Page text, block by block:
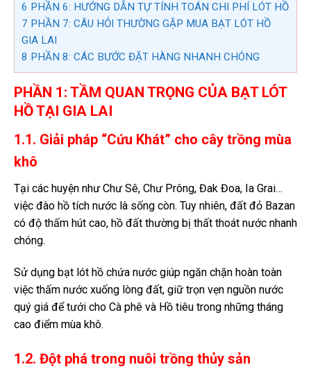
6 PHẦN 6: HƯỚNG DẪN TỰ TÍNH TOÁN CHI PHÍ LÓT HỒ
7 PHẦN 7: CÂU HỎI THƯỜNG GẶP MUA BẠT LÓT HỒ
GIA LAI
8 PHẦN 8: CÁC BƯỚC ĐẶT HÀNG NHANH CHÓNG
PHẦN 1: TẦM QUAN TRỌNG CỦA BẠT LÓT
HỒ TẠI GIA LAI
1.1. Giải pháp “Cứu Khát” cho cây trồng mùa
khô
Tại các huyện như Chư Sê, Chư Prông, Đak Đoa, Ia Grai…
việc đào hồ tích nước là sống còn. Tuy nhiên, đất đỏ Bazan
có độ thấm hút cao, hồ đất thường bị thất thoát nước nhanh
chóng.
Sử dụng bạt lót hồ chứa nước giúp ngăn chặn hoàn toàn
việc thấm nước xuống lòng đất, giữ trọn vẹn nguồn nước
quý giá để tưới cho Cà phê và Hồ tiêu trong những tháng
cao điểm mùa khô.
1.2. Đột phá trong nuôi trồng thủy sản